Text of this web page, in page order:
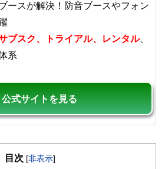
ースが解決！防音ブースやフォン
ブスク、トライアル、レンタル、
系
公式サイトを見る
目次 [非表示]